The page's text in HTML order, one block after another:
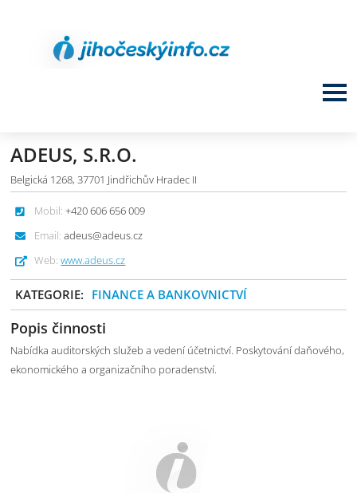
ADEUS, S.R.O.
Belgická 1268, 37701 Jindřichův Hradec II
Mobil: +420 606 656 009
Email: adeus@adeus.cz
Web: www.adeus.cz
KATEGORIE: FINANCE A BANKOVNICTVÍ
Popis činnosti
Nabídka auditorských služeb a vedení účetnictví. Poskytování daňového,
ekonomického a organizačního poradenství.